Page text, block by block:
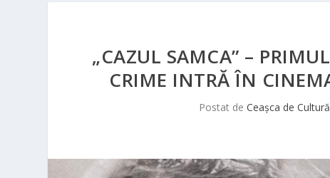
„CAZUL SAMCA” –
CRIME INTRĂ ÎN
Postat deCeașca de Cultură